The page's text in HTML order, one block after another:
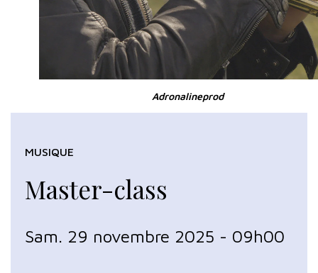
Adronalineprod
Master-class
MUSIQUE
Sam. 29 novembre 2025 - 09h00